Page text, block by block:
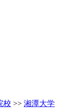
校 >> 湘潭大学